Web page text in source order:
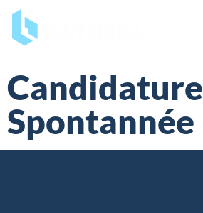
Candidature
Spontannée